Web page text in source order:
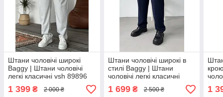
Штани чоловічі широкі
Baggy | Штани чоловічі
легкі класичні vsh 89896
1 399 ₴ 2 000 ₴
Штани чоловічі широкі в
стилі Baggy | Штани
чоловічі легкі класичні
Оверсайз
1 699₴ 2 500 ₴ 1